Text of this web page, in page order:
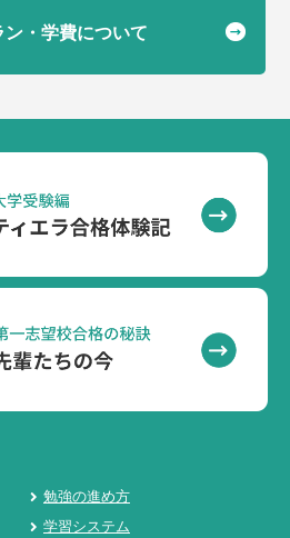
ン・学費について
勉強の進め方
学習システム